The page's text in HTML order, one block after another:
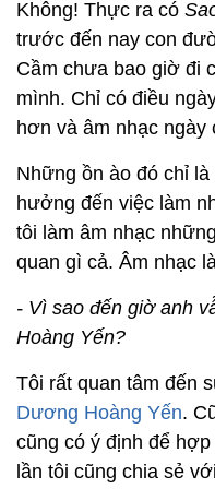
Không! Thực ra có
trước đến nay con
Cầm chưa bao giờ đi
mình. Chỉ có điều
hơn và âm nhạc ngày
Những ồn ào đó chỉ
hưởng đến việc làm
tôi làm âm nhạc
quan gì cả. Âm nhạc
- Vì sao đến giờ anh
Hoàng Yến?
Tôi rất quan tâm đến
Dương Hoàng Yến.
cũng có ý định để
lần tôi cũng chia sẻ